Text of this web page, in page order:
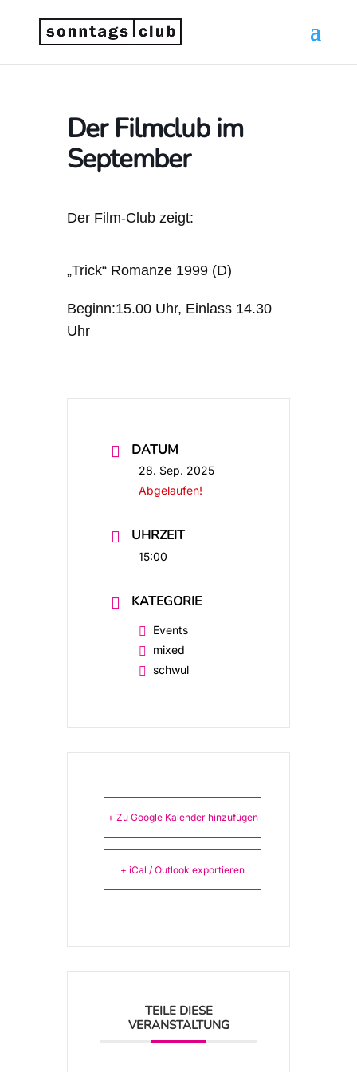
Der Filmclub im
September
Der Film-Club zeigt:
„Trick“ Romanze 1999 (D)
Beginn:15.00 Uhr, Einlass 14.30
Uhr
DATUM
28. Sep. 2025
Abgelaufen!
UHRZEIT
15:00
KATEGORIE
Events
mixed
schwul
+ Zu Google Kalender hinzufügen
+ iCal / Outlook exportieren
TEILE DIESE
VERANSTALTUNG